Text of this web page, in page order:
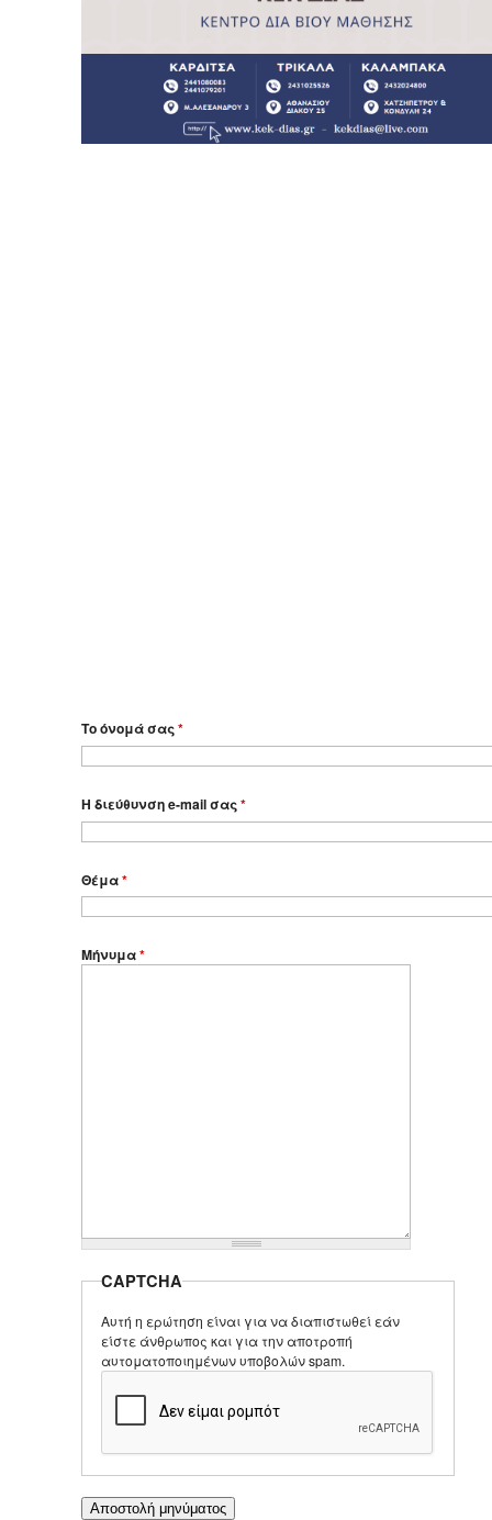
Το όνομά σας*
Η διεύθυνση e-mail σας*
Θέμα*
Μήνυμα*
CAPTCHA
Αυτή η ερώτηση είναι για να διαπιστωθεί εάν
είστε άνθρωπος και για την αποτροπή
αυτοματοποιημένων υποβολών spam.